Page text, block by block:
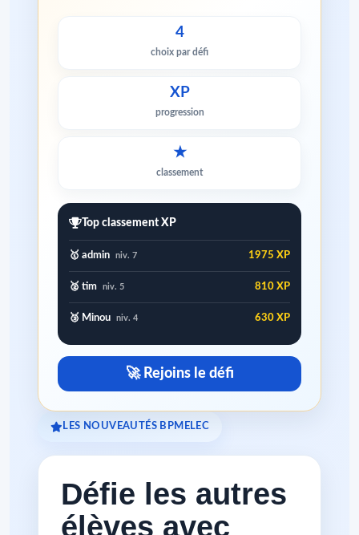
4
choix par défi
XP
progression
★
classement
Top classement XP
🥇 admin niv. 7 1975 XP
🥈 tim niv. 5 810 XP
🥉 Minou niv. 4 630 XP
🚀 Rejoins le défi
LES NOUVEAUTÉS BPMELEC
Défie les autres
élèves avec